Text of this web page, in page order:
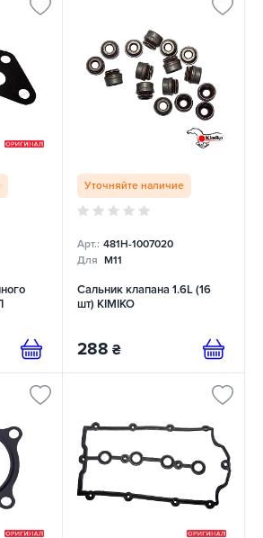
Уточняйте наличие
Арт.: 481H-1007020
Для M11
Сальник клапана 1.6L (16
шт) KIMIKO
288 ₴